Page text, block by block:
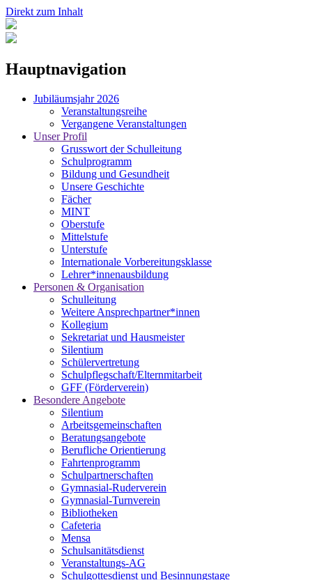
Direkt zum Inhalt
Hauptnavigation
Jubiläumsjahr 2026
Veranstaltungsreihe
Vergangene Veranstaltungen
Unser Profil
Grusswort der Schulleitung
Schulprogramm
Bildung und Gesundheit
Unsere Geschichte
Fächer
MINT
Oberstufe
Mittelstufe
Unterstufe
Internationale Vorbereitungsklasse
Lehrer*innenausbildung
Personen & Organisation
Schulleitung
Weitere Ansprechpartner*innen
Kollegium
Sekretariat und Hausmeister
Silentium
Schülervertretung
Schulpflegschaft/Elternmitarbeit
GFF (Förderverein)
Besondere Angebote
Silentium
Arbeitsgemeinschaften
Beratungsangebote
Berufliche Orientierung
Fahrtenprogramm
Schulpartnerschaften
Gymnasial-Ruderverein
Gymnasial-Turnverein
Bibliotheken
Cafeteria
Mensa
Schulsanitätsdienst
Veranstaltungs-AG
Schulgottesdienst und Besinnungstage